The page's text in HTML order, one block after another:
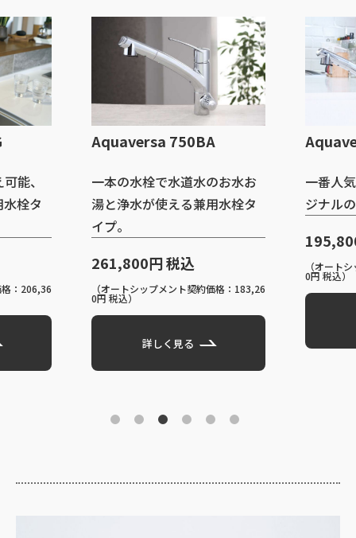
能、
栓タ
：206,36
Aquaversa 750BA
一本の水栓で水道水のお水お
湯と浄水が使える兼用水栓タ
イプ。
261,800円 税込
（オートシップメント契約価格：183,26
0円 税込）
詳しく見る
一番人
ジナル
（オート
0円 税込）